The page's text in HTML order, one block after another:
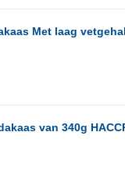
Met laag
van 340g